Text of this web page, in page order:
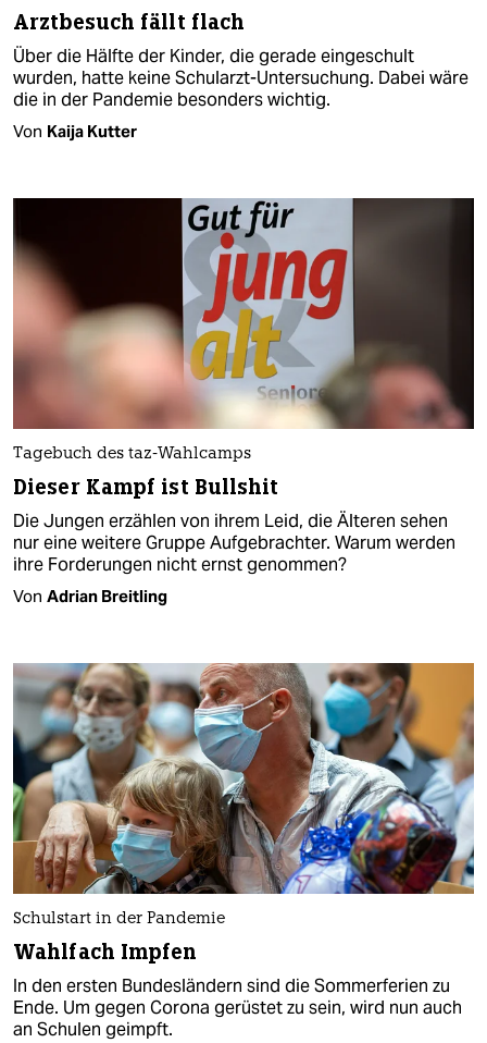
Arztbesuch fällt flach
Über die Hälfte der Kinder, die gerade eingeschult
wurden, hatte keine Schularzt-Untersuchung. Dabei wäre
die in der Pandemie besonders wichtig.
Von Kaija Kutter
Tagebuch des taz-Wahlcamps
Dieser Kampf ist Bullshit
Die Jungen erzählen von ihrem Leid, die Älteren sehen
nur eine weitere Gruppe Aufgebrachter. Warum werden
ihre Forderungen nicht ernst genommen?
Von Adrian Breitling
Schulstart in der Pandemie
Wahlfach Impfen
In den ersten Bundesländern sind die Sommerferien zu
Ende. Um gegen Corona gerüstet zu sein, wird nun auch
an Schulen geimpft.